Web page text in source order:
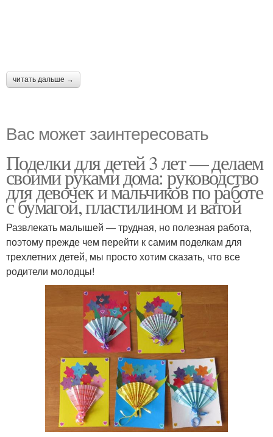
читать дальше →
Вас может заинтересовать
Поделки для детей 3 лет — делаем
своими руками дома: руководство
для девочек и мальчиков по работе
с бумагой, пластилином и ватой
Развлекать малышей — трудная, но полезная работа,
поэтому прежде чем перейти к самим поделкам для
трехлетних детей, мы просто хотим сказать, что все
родители молодцы!